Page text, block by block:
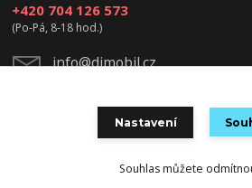
+420 704 126 573
(Po-Pá, 8-18 hod.)
info@djmobil.cz
Vytvořeno na Eshop-
Nastavení
Souhlas můžete